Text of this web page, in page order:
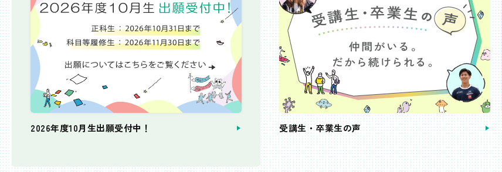
2026年度10月生出願受付中！
個別相談会 受講生・卒業生の声